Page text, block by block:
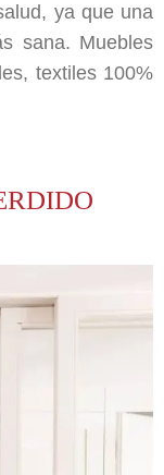
ya que una
sana. Muebles
textiles 100%